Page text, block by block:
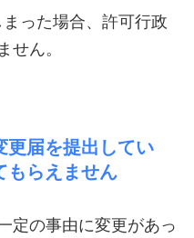
った場合、許可行政
せん。
更届を提出してい
もらえません
定の事由に変更があっ